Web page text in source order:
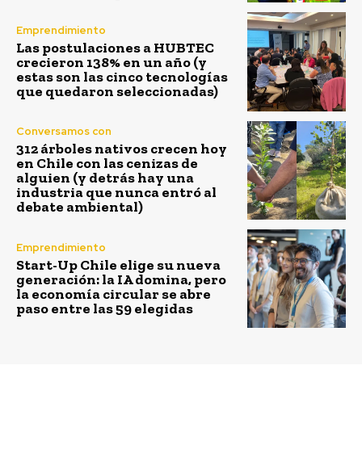
Emprendimiento
Las postulaciones a HUBTEC
crecieron 138% en un año (y
estas son las cinco tecnologías
que quedaron seleccionadas)
Conversamos con
312 árboles nativos crecen hoy
en Chile con las cenizas de
alguien (y detrás hay una
industria que nunca entró al
debate ambiental)
Emprendimiento
Start-Up Chile elige su nueva
generación: la IA domina, pero
la economía circular se abre
paso entre las 59 elegidas